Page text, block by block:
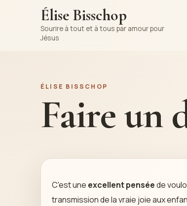
Élise Bisschop
Sourire à tout et à tous par amour pour
Jésus
ÉLISE BISSCHOP
Faire un
C'est une excellent penséede
transmission de la vraie joie aux